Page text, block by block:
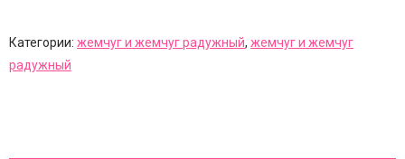
Категории: жемчуг и жемчуг радужный, жемчуг и жемчуг
радужный